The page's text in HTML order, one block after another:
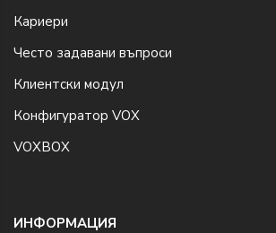
Кариери
Често задавани въпроси
Клиентски модул
Конфигуратор VOX
VOXBOX
ИНФОРМАЦИЯ